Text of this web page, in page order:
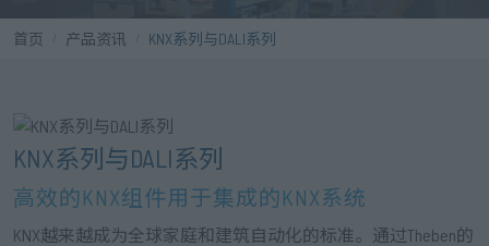
首页 产品资讯 KNX系列与DALI系列
KNX系列与DALI系列
高效的KNX组件用于集成的KNX系统
KNX越来越成为全球家庭和建筑自动化的标准。通过Theben的